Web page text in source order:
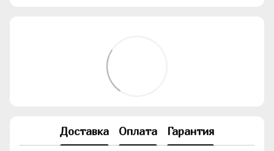
Доставка Оплата Гарантия